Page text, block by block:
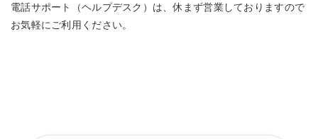
電話サポート（ヘルプデスク）は、休まず営業しておりますので
お気軽にご利用ください。